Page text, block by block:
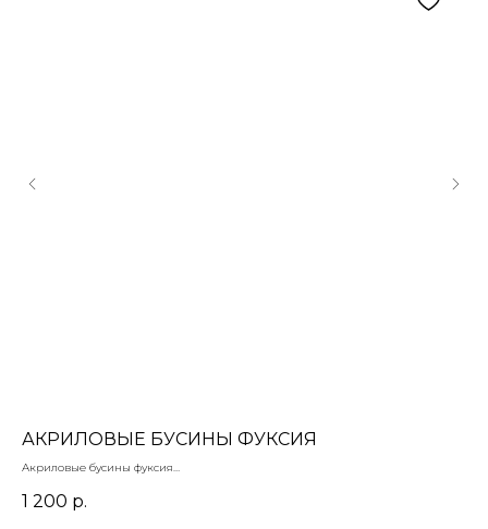
АКРИЛОВЫЕ БУСИНЫ ФУКСИЯ
Акриловые бусины фуксия
Цена за упаковку 500 гр
1 200 р.